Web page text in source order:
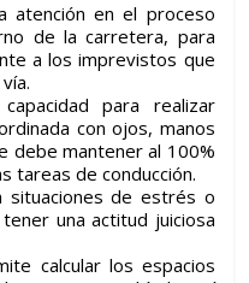
atención en el proceso
de la carretera, para
a los imprevistos que
para realizar
con ojos, manos
debe mantener al 100%
tareas de conducción.
situaciones de estrés o
una actitud juiciosa
calcular los espacios